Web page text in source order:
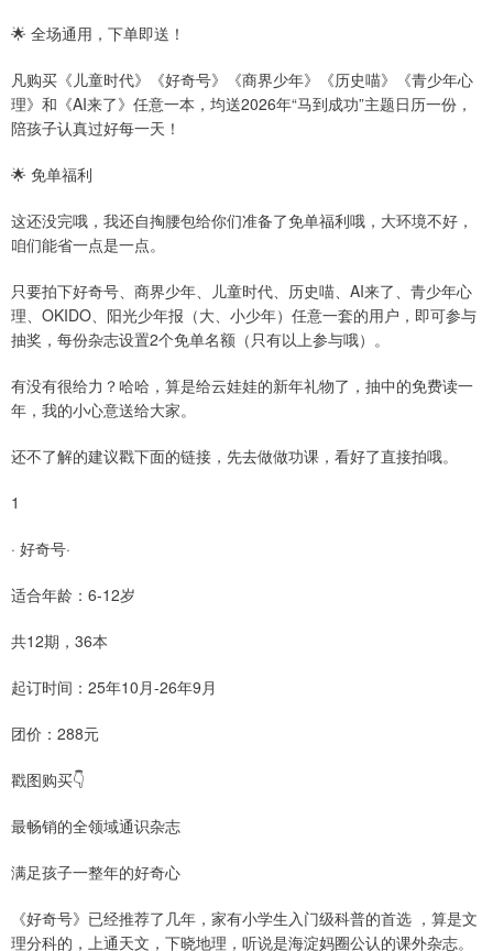
🌟 全场通用，下单即送！
凡购买《儿童时代》《好奇号》《商界少年》《历史喵》《青少年心
理》和《AI来了》任意一本，均送2026年“马到成功”主题日历一份，
陪孩子认真过好每一天！
🌟 免单福利
这还没完哦，我还自掏腰包给你们准备了免单福利哦，大环境不好，
咱们能省一点是一点。
只要拍下好奇号、商界少年、儿童时代、历史喵、AI来了、青少年心
理、OKIDO、阳光少年报（大、小少年）任意一套的用户，即可参与
抽奖，每份杂志设置2个免单名额（只有以上参与哦）。
有没有很给力？哈哈，算是给云娃娃的新年礼物了，抽中的免费读一
年，我的小心意送给大家。
还不了解的建议戳下面的链接，先去做做功课，看好了直接拍哦。
1
· 好奇号·
适合年龄：6-12岁
共12期，36本
起订时间：25年10月-26年9月
团价：288元
戳图购买👇
最畅销的全领域通识杂志
满足孩子一整年的好奇心
《好奇号》已经推荐了几年，家有小学生入门级科普的首选 ，算是文
理分科的，上通天文，下晓地理，听说是海淀妈圈公认的课外杂志。